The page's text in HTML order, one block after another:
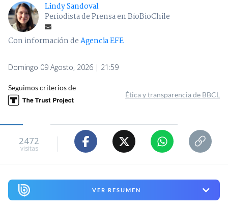
Lindy Sandoval
Periodista de Prensa en BioBioChile
Con información deAgencia EFE
Domingo 09 Agosto, 2026 | 21:59
Seguimos criterios de
Ética y transparencia de BBCL
2472
visitas
VER RESUMEN